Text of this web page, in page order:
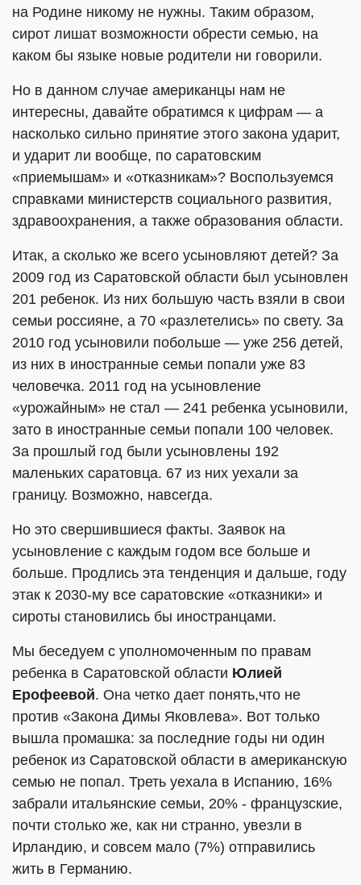
на Родине никому не нужны. Таким образом,
сирот лишат возможности обрести семью, на
каком бы языке новые родители ни говорили.
Но в данном случае американцы нам не
интересны, давайте обратимся к цифрам — а
насколько сильно принятие этого закона ударит,
и ударит ли вообще, по саратовским
«приемышам» и «отказникам»? Воспользуемся
справками министерств социального развития,
здравоохранения, а также образования области.
Итак, а сколько же всего усыновляют детей? За
2009 год из Саратовской области был усыновлен
201 ребенок. Из них большую часть взяли в свои
семьи россияне, а 70 «разлетелись» по свету. За
2010 год усыновили побольше — уже 256 детей,
из них в иностранные семьи попали уже 83
человечка. 2011 год на усыновление
«урожайным» не стал — 241 ребенка усыновили,
зато в иностранные семьи попали 100 человек.
За прошлый год были усыновлены 192
маленьких саратовца. 67 из них уехали за
границу. Возможно, навсегда.
Но это свершившиеся факты. Заявок на
усыновление с каждым годом все больше и
больше. Продлись эта тенденция и дальше, году
этак к 2030-му все саратовские «отказники» и
сироты становились бы иностранцами.
Мы беседуем с уполномоченным по правам
ребенка в Саратовской области Юлией
Ерофеевой. Она четко дает понять,что не
против «Закона Димы Яковлева». Вот только
вышла промашка: за последние годы ни один
ребенок из Саратовской области в американскую
семью не попал. Треть уехала в Испанию, 16%
забрали итальянские семьи, 20% - французские,
почти столько же, как ни странно, увезли в
Ирландию, и совсем мало (7%) отправились
жить в Германию.